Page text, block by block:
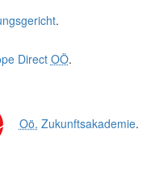
.
Direct OÖ.
Oö. Zukunftsakademie.